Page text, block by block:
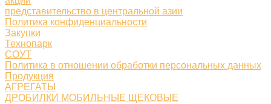
представительство в центральной азии
Политика конфиденциальности
Закупки
Технопарк
СОУТ
Политика в отношении обработки персональных данных
Продукция
АГРЕГАТЫ
ДРОБИЛКИ МОБИЛЬНЫЕ ЩЕКОВЫЕ